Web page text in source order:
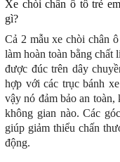
Xe chòi chân ô tô trẻ
gì?
Cả 2 mẫu xe chòi chân
làm hoàn toàn bằng chất
được đúc trên dây
hợp với các trục bánh
vậy nó đảm bảo an
không gian nào. Các
giúp giảm thiểu chấn
động.